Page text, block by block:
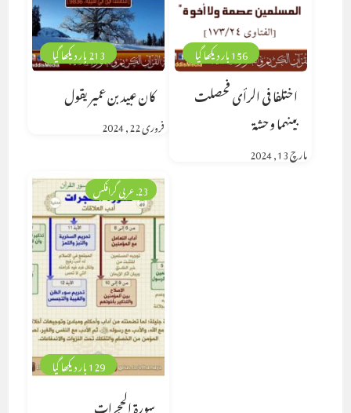
213 بار دیکھا گیا
كان عبيد بن عمير يقول
فروری 22, 2024
156 بار دیکھا گیا
اختلفا فى الرأى فحصلت
بينهما وحشة
مارچ 13, 2024
129 بار دیکھا گیا
23. عربی گرافکس
سورة الحجرات